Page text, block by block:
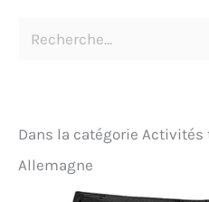
Dans la catégorie
Allemagne